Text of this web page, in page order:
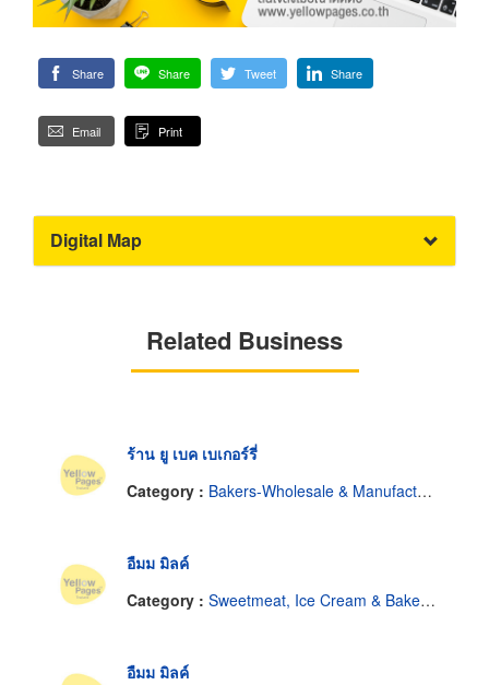
Share Share Tweet Share
Email Print
Digital Map
Related Business
ร้าน ยู เบค เบเกอร์รี่
Category : Bakers-Wholesale & Manufacturers
อืมม มิลค์
Category : Sweetmeat, Ice Cream & Bakery-Shop
อืมม มิลค์